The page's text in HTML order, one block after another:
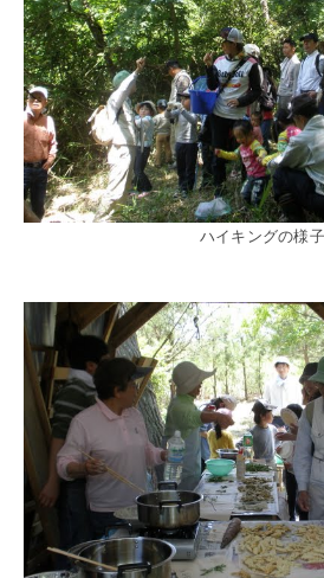
ハイキングの様子